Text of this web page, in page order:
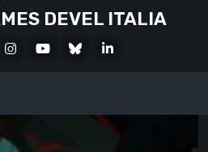
DEVEL ITALIA
InstagramYoutubeBlueskyLinkedIn